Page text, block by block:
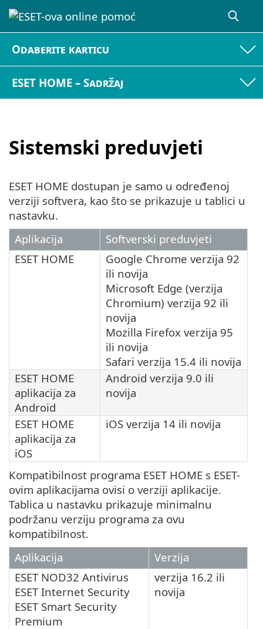
Odaberite karticu
ESET HOME – Sadržaj
Sistemski preduvjeti
ESET HOME dostupan je samo u određenoj
verziji softvera, kao što se prikazuje u tablici u
nastavku.
Aplikacija
Softverski preduvjeti
ESET HOME
Google Chrome verzija 92
ili novija
Microsoft Edge (verzija
Chromium) verzija 92 ili
novija
Mozilla Firefox verzija 95
ili novija
Safari verzija 15.4 ili novija
ESET HOME
aplikacija za
Android
Android verzija 9.0 ili
novija
ESET HOME
aplikacija za
iOS
iOS verzija 14 ili novija
Kompatibilnost programa ESET HOME s ESET-
ovim aplikacijama ovisi o verziji aplikacije.
Tablica u nastavku prikazuje minimalnu
podržanu verziju programa za ovu
kompatibilnost.
Aplikacija
Verzija
ESET NOD32 Antivirus
ESET Internet Security
ESET Smart Security
Premium
verzija 16.2 ili
novija